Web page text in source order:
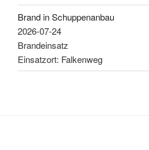
Brand in Schuppenanbau
2026-07-24
Brandeinsatz
Einsatzort: Falkenweg